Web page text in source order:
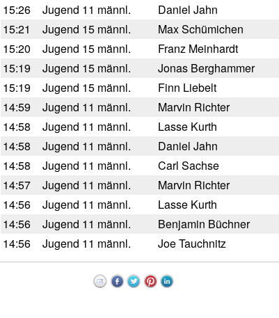
15:26
Jugend 11 männl. Daniel Jahn
15:21
Jugend 15 männl. Max Schümichen
15:20
Jugend 15 männl. Franz Meinhardt
15:19
Jugend 15 männl. Jonas Berghammer
15:19
Jugend 15 männl. Finn Liebelt
14:59
Jugend 11 männl. Marvin Richter
14:58
Jugend 11 männl. Lasse Kurth
14:58
Jugend 11 männl. Daniel Jahn
14:58
Jugend 11 männl. Carl Sachse
14:57
Jugend 11 männl. Marvin Richter
14:56
Jugend 11 männl. Lasse Kurth
14:56
Jugend 11 männl. Benjamin Büchner
14:56
Jugend 11 männl. Joe Tauchnitz